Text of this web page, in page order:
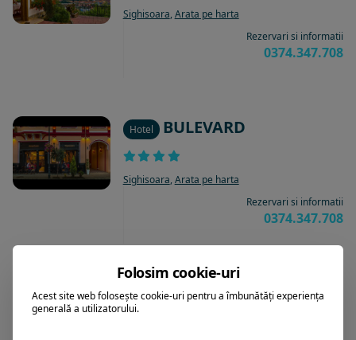
Sighisoara, Arata pe harta
Rezervari si informatii
0374.347.708
Hotel BULEVARD
Sighisoara, Arata pe harta
Rezervari si informatii
0374.347.708
Hotel PRINCESSOPHIE
Folosim cookie-uri
Acest site web folosește cookie-uri pentru a îmbunătăți experiența
generală a utilizatorului.